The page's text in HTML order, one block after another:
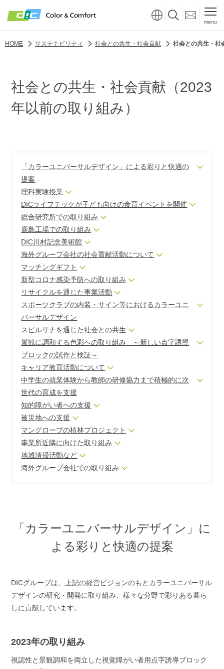
menu
HOME サステナビリティ 社会との共生・社会貢献 社会との共生・社
社会との共生・社会貢献（2023
年以前の取り組み）
「カラーユニバーサルデザイン」による彩りと快適の
提案
理科実験授業
DICライフテックが子ども向けの食育イベントを開催
総合研究所での取り組み
鹿島工場での取り組み
DIC川村記念美術館
海外グループ会社の社会貢献活動について
マッチングギフト
新型コロナ感染予防への取り組み
リサイクルを通じた事業活動
スポーツクラブの内装・サイン等におけるカラーユニ
バーサルデザイン
スピルリナを通じた社会との共生
景観に調和する色彩への取り組み ～新しい点字誘導
ブロックの試作と検証～
キャリア教育活動について
中学生の就業体験から教師の研修協力まで積極的に次
世代の育成を支援
知的障がい者への支援
被災地への支援
マングローブの植林プロジェクト
事業所近隣に向けた取り組み
地域清掃活動など
海外グループ会社での取り組み
「カラーユニバーサルデザイン」に
よる彩りと快適の提案
DICグループは、上記の経営ビジョンのもとカラーユニバーサル
デザインの研究・開発に取り組み、様々な分野で彩りある暮ら
しに貢献しています。
2023年の取り組み
視認性と景観調和を両立した視覚障がい者用点字誘導ブロック